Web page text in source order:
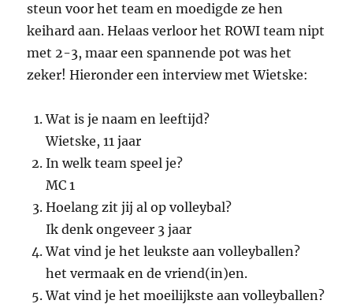
steun voor het team en moedigde ze hen
keihard aan. Helaas verloor het ROWI team nipt
met 2-3, maar een spannende pot was het
zeker! Hieronder een interview met Wietske:
Wat is je naam en leeftijd?
Wietske, 11 jaar
In welk team speel je?
MC 1
Hoelang zit jij al op volleybal?
Ik denk ongeveer 3 jaar
Wat vind je het leukste aan volleyballen?
het vermaak en de vriend(in)en.
Wat vind je het moeilijkste aan volleyballen?